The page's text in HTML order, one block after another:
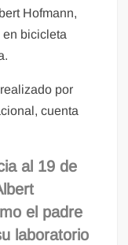
Hofmann,
bicicleta
por
cuenta
al 19 de
el padre
laboratorio